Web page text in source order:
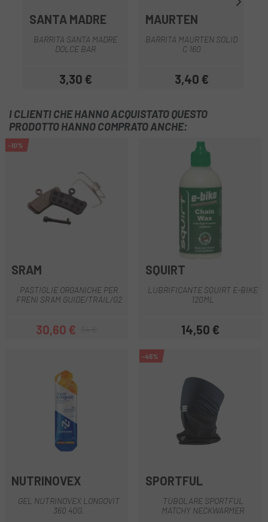
SANTA MADRE
BARRITA SANTA MADRE
DOLCE BAR
Prezzo
3,30 €
MAURTEN
BARRITA MAURTEN SOLID
C 160
Prezzo
3,40 €
I CLIENTI CHE HANNO ACQUISTATO QUESTO
PRODOTTO HANNO COMPRATO ANCHE:
-10%
SRAM
PASTIGLIE ORGANICHE PER
FRENI SRAM GUIDE/TRAIL/G2
Prezzo
30,60 €Prezzo base
SQUIRT
LUBRIFICANTE SQUIRT E-BIKE
120ML
Prezzo
14,50 €
NUTRINOVEX
GEL NUTRINOVEX LONGOVIT
360 40G.
-45%
SPORTFUL
TUBOLARE SPORTFUL
MATCHY NECKWARMER